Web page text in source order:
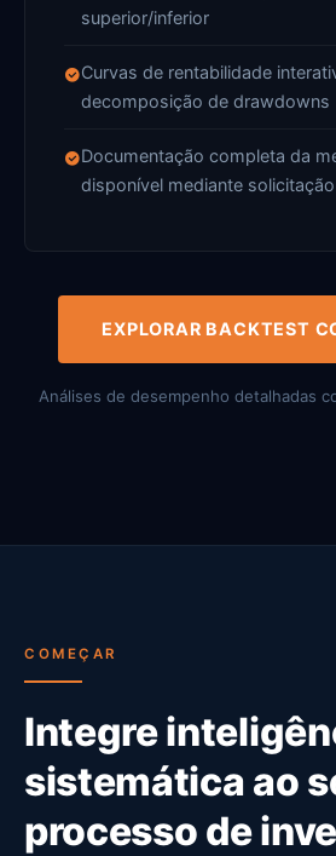
superior/inferior
Curvas de rentabilidade
decomposição de drawdowns
Documentação completa da
disponível mediante solicitação
EXPLORAR BACKTEST
Análises de desempenho detalhadas
COMEÇAR
Integre
sistemática ao
processo de